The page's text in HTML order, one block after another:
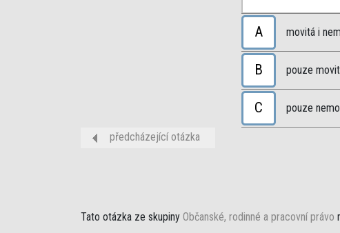
A movitá i
B pouze
C pouze
předcházející otázka
Tato otázka ze skupiny Občanské, rodinné a pracovní právo